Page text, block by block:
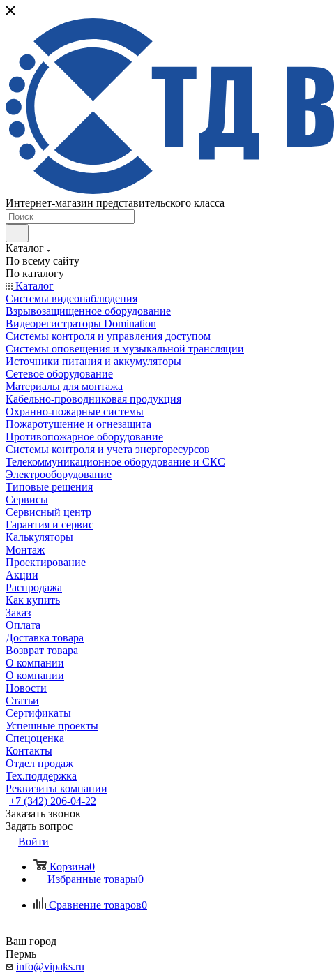
Интернет-магазин представительского класса
Каталог
По всему сайту
По каталогу
Каталог
Системы видеонаблюдения
Взрывозащищенное оборудование
Видеорегистраторы Domination
Системы контроля и управления доступом
Системы оповещения и музыкальной трансляции
Источники питания и аккумуляторы
Сетевое оборудование
Материалы для монтажа
Кабельно-проводниковая продукция
Охранно-пожарные системы
Пожаротушение и огнезащита
Противопожарное оборудование
Системы контроля и учета энергоресурсов
Телекоммуникационное оборудование и СКС
Электрооборудование
Типовые решения
Сервисы
Сервисный центр
Гарантия и сервис
Калькуляторы
Монтаж
Проектирование
Акции
Распродажа
Как купить
Заказ
Оплата
Доставка товара
Возврат товара
О компании
О компании
Новости
Статьи
Сертификаты
Успешные проекты
Спецоценка
Контакты
Отдел продаж
Тех.поддержка
Реквизиты компании
+7 (342) 206-04-22
Заказать звонок
Задать вопрос
Войти
Корзина0
Избранные товары0
Сравнение товаров0
Ваш город
Пермь
info@vipaks.ru